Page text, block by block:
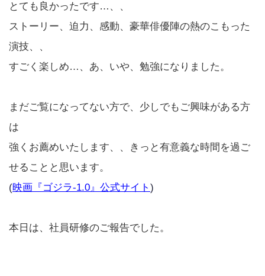
とても良かったです…、、
ストーリー、迫力、感動、豪華俳優陣の熱のこもった
演技、、
すごく楽しめ…、あ、いや、勉強になりました。
まだご覧になってない方で、少しでもご興味がある方
は
強くお薦めいたします、、きっと有意義な時間を過ご
せることと思います。
(映画『ゴジラ‐1.0』公式サイト )
本日は、社員研修のご報告でした。